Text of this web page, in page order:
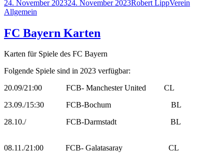
Veröffentlicht
am
24. November 202324. November 2023Autor
Robert LippKategorien
Verein
Allgemein
FC Bayern Karten
Karten für Spiele des FC Bayern
Folgende Spiele sind in 2023 verfügbar:
20.09/21:00 FCB- Manchester United CL
23.09./15:30 FCB-Bochum BL
28.10./ FCB-Darmstadt BL
08.11./21:00 FCB- Galatasaray CL